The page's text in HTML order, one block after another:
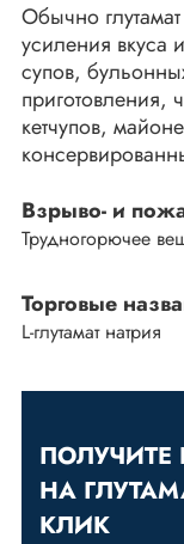
Обычно
усиления вкуса
супов,
приготовления,
кетчупов,
Взрыво- и
Трудногорючее
Торговые
L-глутамат натрия
ПОЛУЧИТЕ
НА
КЛИК